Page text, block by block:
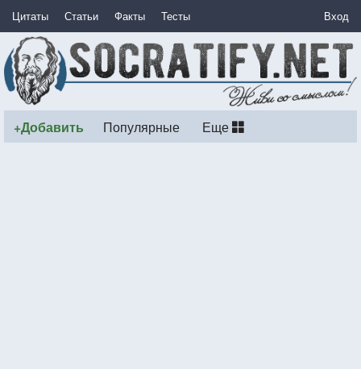
Цитаты Статьи Факты Тесты Вход
+Добавить Популярные Еще